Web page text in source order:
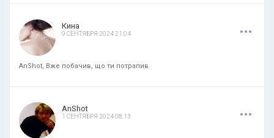
Кина
9 СЕНТЯБРЯ 2024 21:04 ...
AnShot, Вже побачив, що ти потрапив
AnShot
1 СЕНТЯБРЯ 2024 08:13 ...